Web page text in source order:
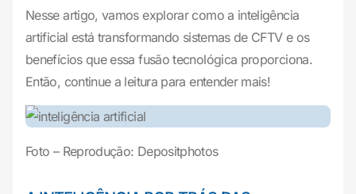
Nesse artigo, vamos explorar como a inteligência
artificial está transformando sistemas de CFTV e os
benefícios que essa fusão tecnológica proporciona.
Então, continue a leitura para entender mais!
Foto – Reprodução: Depositphotos